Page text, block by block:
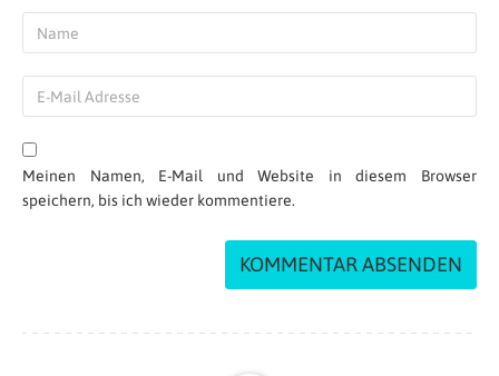
Meinen Namen, E-Mail und Website in diesem Browser
speichern, bis ich wieder kommentiere.